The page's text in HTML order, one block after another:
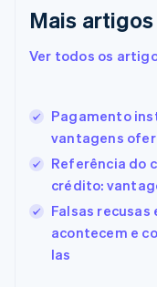
Mais artigos
Ver todos os
Pagamento
vantagens
Referência do
crédito:
Falsas recusas
acontecem e
las
Eslováquia
English
EnglishItaliano
Estados Unidos
EnglishEspañol简
Estônia
English
Finlândia
English Svenska
França
Gibraltar